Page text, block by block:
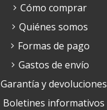
Cómo comprar
Quiénes somos
Formas de pago
Gastos de envío
Garantía y devoluciones
Boletines informativos